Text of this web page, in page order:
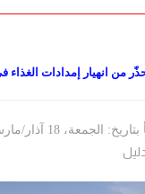
من انهيار إمدادات الغذاء
الجمعة، 18 آذار/مارس 2022 18:58